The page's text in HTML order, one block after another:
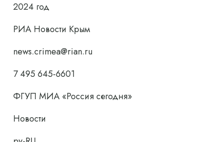
2024 год
РИА Новости Крым
news.crimea@rian.ru
7 495 645-6601
ФГУП МИА «Россия сегодня»
Новости